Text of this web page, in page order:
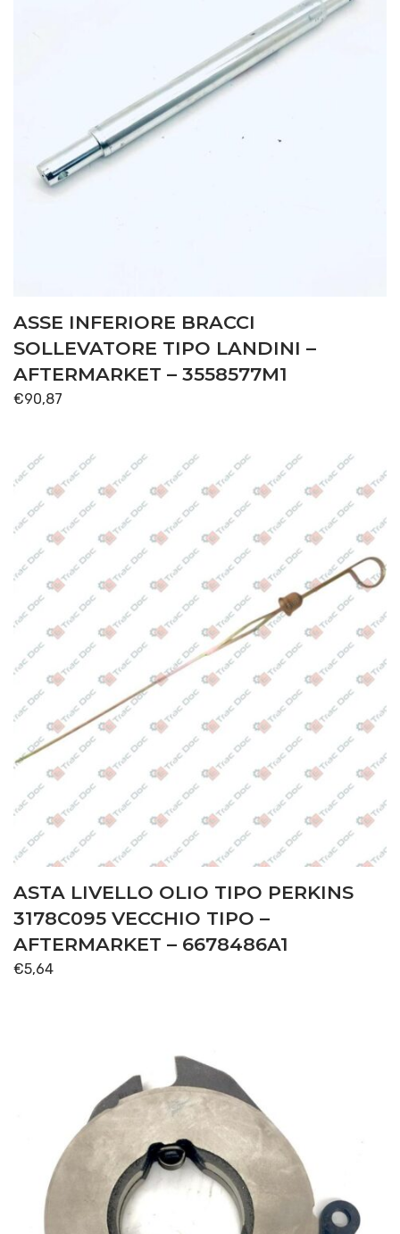
ASSE INFERIORE BRACCI
SOLLEVATORE TIPO LANDINI –
AFTERMARKET – 3558577M1
€90,87
ASTA LIVELLO OLIO TIPO PERKINS
3178C095 VECCHIO TIPO –
AFTERMARKET – 6678486A1
€5,64